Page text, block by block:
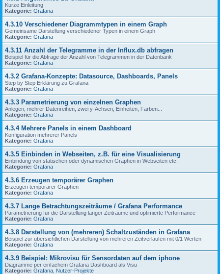
Kurze Einleitung
Kategorie: Grafana
4.3.10 Verschiedener Diagrammtypen in einem Graph
Gemeinsame Darstellung verschiedener Typen in einem Graph
Kategorie: Grafana
4.3.11 Anzahl der Telegramme in der Influx.db abfragen
Beispiel für die Abfrage der Anzahl von Telegrammen in der Datenbank
Kategorie: Grafana
4.3.2 Grafana-Konzepte: Datasource, Dashboards, Panels
Step by Step Erklärung zu Grafana
Kategorie: Grafana
4.3.3 Parametrierung von einzelnen Graphen
Anlegen, mehrer Datenreihen, zwei y-Achsen, Einheiten, Farben...
Kategorie: Grafana
4.3.4 Mehrere Panels in einem Dashboard
Konfiguration mehrerer Panels
Kategorie: Grafana
4.3.5 Einbinden in Webseiten, z.B. für eine Visualisierung
Einbindung von statischen oder dynamischen Graphen in Webseiten etc.
Kategorie: Grafana
4.3.6 Erzeugen temporärer Graphen
Erzeugen temporärer Graphen
Kategorie: Grafana
4.3.7 Lange Betrachtungszeiträume / Grafana Performance
Parametrierung für die Darstellung langer Zeiträume und optimierte Performance
Kategorie: Grafana
4.3.8 Darstellung von (mehreren) Schaltzuständen in Grafana
Beispiel zur übersichtlichen Darstellung von mehreren Zeitverläufen mit 0/1 Werten
Kategorie: Grafana
4.3.9 Beispiel: Mikrovisu für Sensordaten auf dem iphone
Diagramme per einfachem Grafana Dashboard als Visu
Kategorie: Grafana Nutzer-Projekte